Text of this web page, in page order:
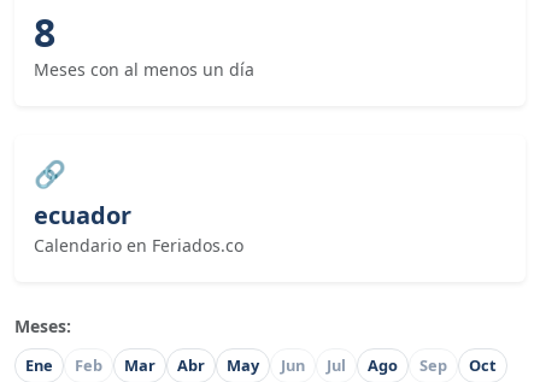
8
Meses con al menos un día
🔗
ecuador
Calendario en Feriados.co
Meses:
Ene Feb Mar Abr May Jun Jul Ago Sep
Oct